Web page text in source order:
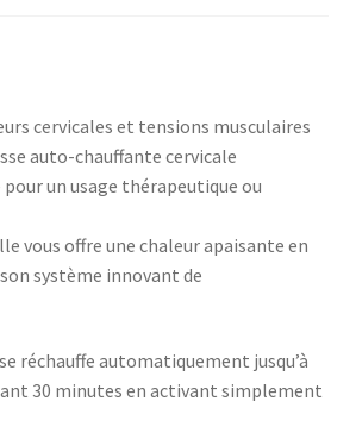
cervicales et tensions musculaires
auto-chauffante cervicale
un usage thérapeutique ou
vous offre une chaleur apaisante en
système innovant de
réchauffe automatiquement jusqu’à
30 minutes en activant simplement